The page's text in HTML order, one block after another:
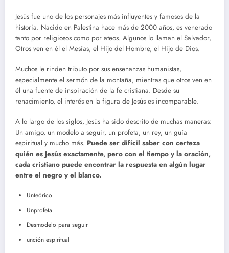
Jesús fue uno de los personajes más influyentes y famosos de la
historia. Nacido en Palestina hace más de 2000 años, es venerado
tanto por religiosos como por ateos. Algunos lo llaman el Salvador,
Otros ven en él el Mesías, el Hijo del Hombre, el Hijo de Dios.
Muchos le rinden tributo por sus ensenanzas humanistas,
especialmente el sermón de la montaña, mientras que otros ven en
él una fuente de inspiración de la fe cristiana. Desde su
renacimiento, el interés en la figura de Jesús es incomparable.
A lo largo de los siglos, Jesús ha sido descrito de muchas maneras:
Un amigo, un modelo a seguir, un profeta, un rey, un guía
espiritual y mucho más. Puede ser difícil saber con certeza
quién es Jesús exactamente, pero con el tiempo y la oración,
cada cristiano puede encontrar la respuesta en algún lugar
entre el negro y el blanco.
Unteórico
Unprofeta
Desmodelo para seguir
unción espiritual